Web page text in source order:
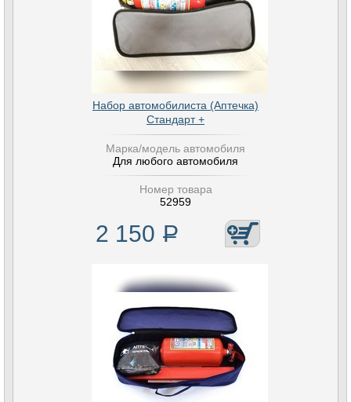
Набор автомобилиста (Аптечка)
Стандарт +
Марка/модель автомобиля
Для любого автомобиля
Номер товара
52959
2 150 Р